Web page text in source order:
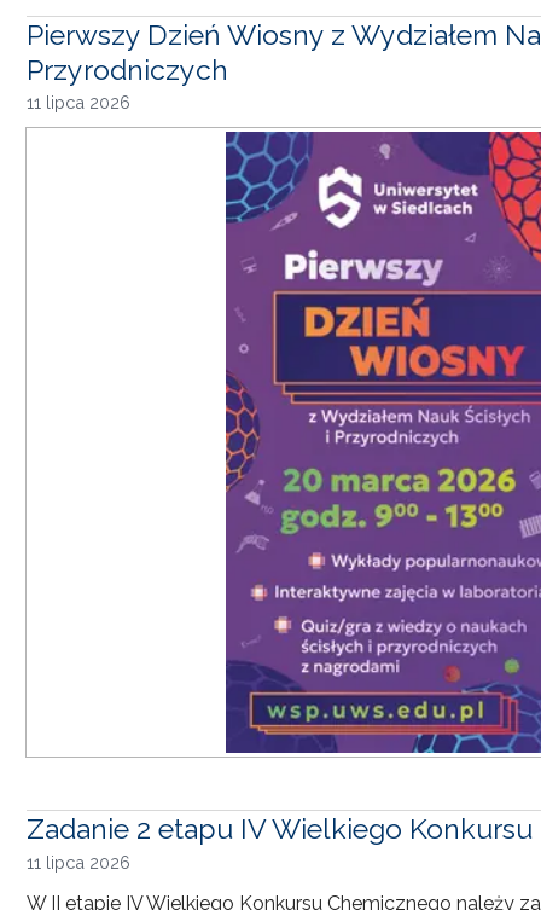
Pierwszy Dzień Wiosny z Wydziałem
Przyrodniczych
11 lipca 2026
Zadanie 2 etapu IV Wielkiego
11 lipca 2026
W II etapie IV Wielkiego Konkursu Chemicznego należy